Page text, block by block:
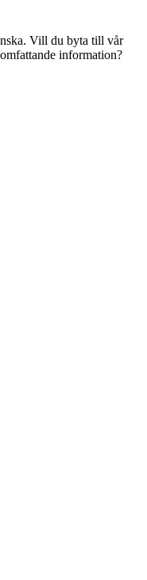
Vill du byta till vår
information?